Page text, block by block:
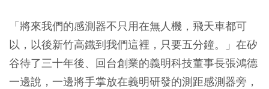
「將來我們的感測器不只用在無人機，飛天車都可
以，以後新竹高鐵到我們這裡，只要五分鐘。」在矽
谷待了三十年後、回台創業的義明科技董事長張鴻德
一邊說，一邊將手掌放在義明研發的測距感測器旁，